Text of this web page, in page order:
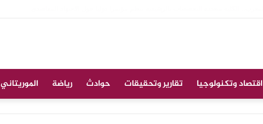
اقتصاد وتكنولوجيا تقارير وتحقيقات حوادث رياضة الموريتاني TV